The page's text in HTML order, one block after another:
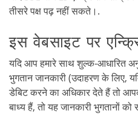
तीसरे पक्ष पढ़ नहीं सकते।.
इस वेबसाइट पर
यदि आप हमारे साथ शुल्क-आधारित
भुगतान जानकारी (उदाहरण के लिए,
डेबिट करने का अधिकार देते हैं तो
बाध्य हैं, तो यह जानकारी भुगतानों